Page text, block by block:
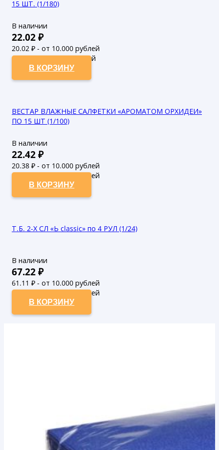
15 ШТ. (1/180)
В наличии
22.02₽
20.02 ₽ - от 10.000 рублей
18.2₽ - от 50.000 рублей
В КОРЗИНУ
ВЕСТАР ВЛАЖНЫЕ САЛФЕТКИ «АРОМАТОМ ОРХИДЕИ»
ПО 15 ШТ (1/100)
В наличии
22.42₽
20.38 ₽ - от 10.000 рублей
18.53₽ - от 50.000 рублей
В КОРЗИНУ
Т.Б. 2-Х СЛ «Ь classic» по 4 РУЛ (1/24)
В наличии
67.22₽
61.11 ₽ - от 10.000 рублей
55.55₽ - от 50.000 рублей
В КОРЗИНУ